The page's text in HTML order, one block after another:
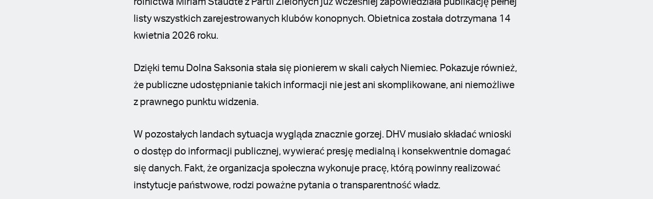
rolnictwa Miriam Staudte z Partii Zielonych już wcześniej zapowiedziała publikację pełnej
listy wszystkich zarejestrowanych klubów konopnych. Obietnica została dotrzymana 14
kwietnia 2026 roku.
Dzięki temu Dolna Saksonia stała się pionierem w skali całych Niemiec. Pokazuje również,
że publiczne udostępnianie takich informacji nie jest ani skomplikowane, ani niemożliwe
z prawnego punktu widzenia.
W pozostałych landach sytuacja wygląda znacznie gorzej. DHV musiało składać wnioski
o dostęp do informacji publicznej, wywierać presję medialną i konsekwentnie domagać
się danych. Fakt, że organizacja społeczna wykonuje pracę, którą powinny realizować
instytucje państwowe, rodzi poważne pytania o transparentność władz.